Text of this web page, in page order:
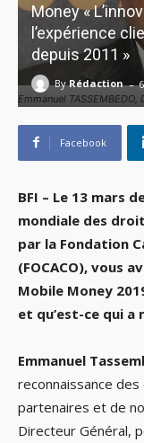
Emmanuel
Money «
l’expérience
depuis 2011 »
By Rédaction -
Facebook
BFI – Le 13 mars
mondiale des
par la Fondation
(FOCACO), vous
Mobile Money
et qu’est-ce qui
Emmanuel
reconnaissance
partenaires et de
Directeur Général,